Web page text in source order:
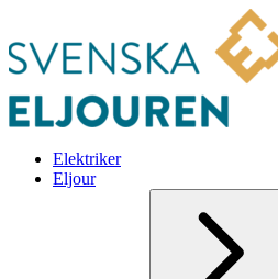
Elektriker
Eljour